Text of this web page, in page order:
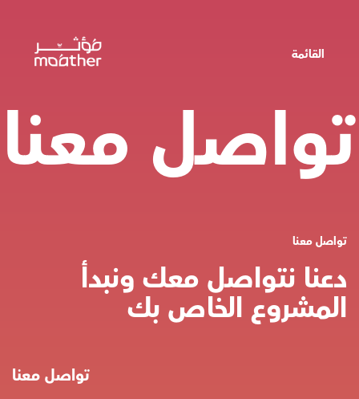
القائمة
تواصل معنا
تواصل معنا
دعنا نتواصل معك ونبدأ
المشروع الخاص بك
تواصل معنا